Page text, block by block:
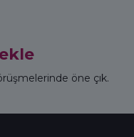
öne çık.